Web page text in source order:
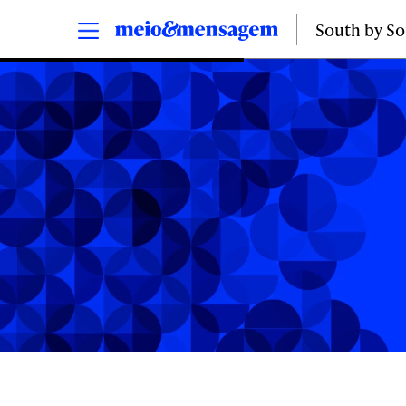
South by